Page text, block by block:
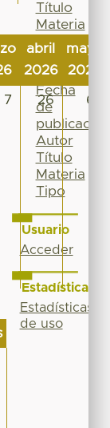
abril
2026
mayo
2026
7 26 61
Título
Materia
Tipo
colección
Fecha
de
publicación
Autor
Título
Materia
Tipo
Usuario
Acceder
Estadísticas
Estadísticas
de uso